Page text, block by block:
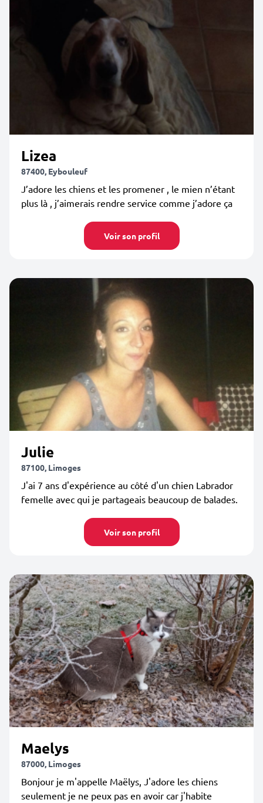
Lizea
87400, Eybouleuf
J’adore les chiens et les promener , le mien n’étant
plus là , j’aimerais rendre service comme j’adore ça
Voir son profil
Julie
87100, Limoges
J'ai 7 ans d'expérience au côté d'un chien Labrador
femelle avec qui je partageais beaucoup de balades.
Voir son profil
Maelys
87000, Limoges
Bonjour je m'appelle Maëlys, J'adore les chiens
seulement je ne peux pas en avoir car j'habite